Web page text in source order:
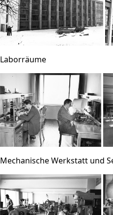
Laborräume
Mechanische Werkstatt und